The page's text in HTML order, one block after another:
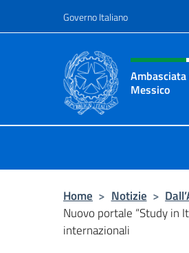
Governo Italiano
Intestazione
Messico
Home > Notizie >
Nuovo portale “Study in
internazionali